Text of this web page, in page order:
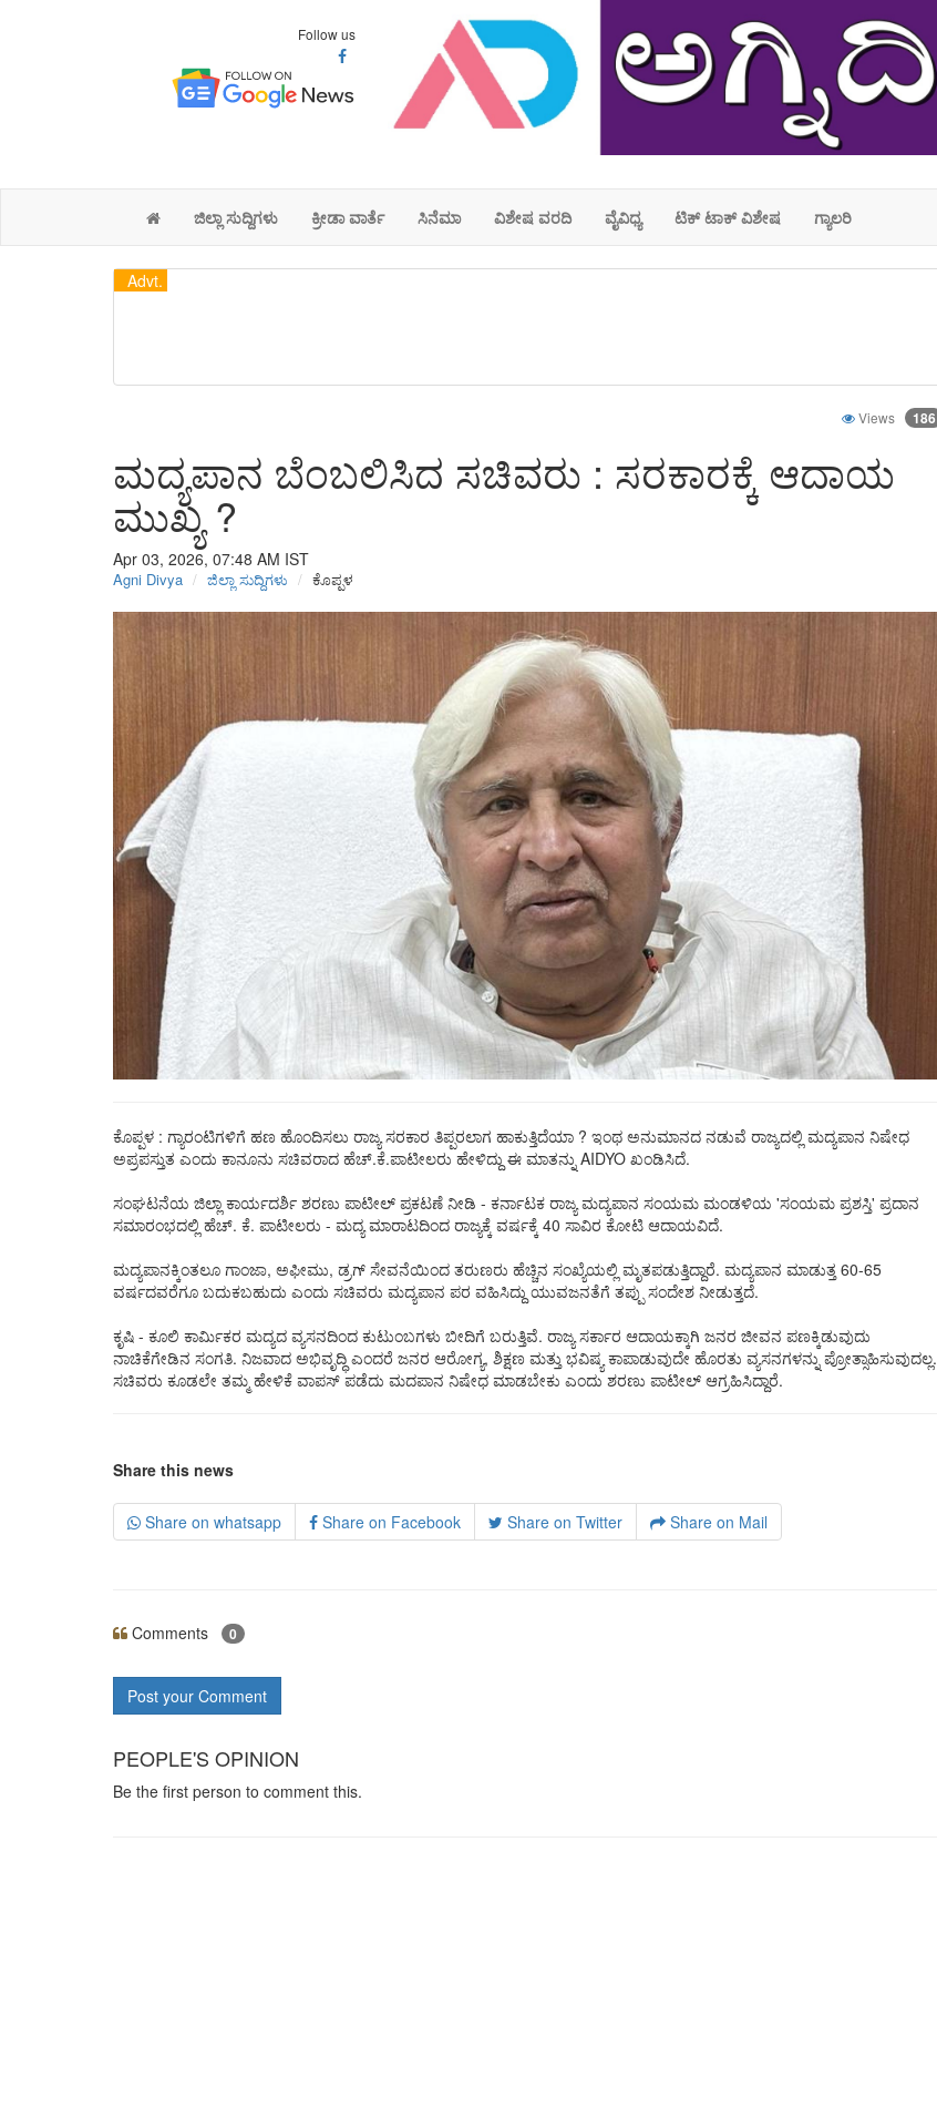
Follow us
ಜಿಲ್ಲಾ ಸುದ್ದಿಗಳು ಕ್ರೀಡಾ ವಾರ್ತೆ ಸಿನೆಮಾ ವಿಶೇಷ ವರದಿ ವೈವಿಧ್ಯ ಟಿಕ್ ಟಾಕ್ ವಿಶೇಷ ಗ್ಯಾಲರಿ
Advt.
Views 186
ಮದ್ಯಪಾನ ಬೆಂಬಲಿಸಿದ ಸಚಿವರು : ಸರಕಾರಕ್ಕೆ ಆದಾಯ
ಮುಖ್ಯ ?
Apr 03, 2026, 07:48 AM IST
Agni Divya ಜಿಲ್ಲಾ ಸುದ್ದಿಗಳು ಕೊಪ್ಪಳ
ಕೊಪ್ಪಳ : ಗ್ಯಾರಂಟಿಗಳಿಗೆ ಹಣ ಹೊಂದಿಸಲು ರಾಜ್ಯ ಸರಕಾರ ತಿಪ್ಪರಲಾಗ ಹಾಕುತ್ತಿದೆಯಾ ? ಇಂಥ ಅನುಮಾನದ ನಡುವೆ ರಾಜ್ಯದಲ್ಲಿ ಮದ್ಯಪಾನ ನಿಷೇಧ
ಅಪ್ರಪಸ್ತುತ ಎಂದು ಕಾನೂನು ಸಚಿವರಾದ ಹೆಚ್.ಕೆ.ಪಾಟೀಲರು ಹೇಳಿದ್ದು ಈ ಮಾತನ್ನು AIDYO ಖಂಡಿಸಿದೆ.
ಸಂಘಟನೆಯ ಜಿಲ್ಲಾ ಕಾರ್ಯದರ್ಶಿ ಶರಣು ಪಾಟೀಲ್ ಪ್ರಕಟಣೆ ನೀಡಿ - ಕರ್ನಾಟಕ ರಾಜ್ಯ ಮದ್ಯಪಾನ ಸಂಯಮ ಮಂಡಳಿಯ 'ಸಂಯಮ ಪ್ರಶಸ್ತಿ' ಪ್ರದಾನ
ಸಮಾರಂಭದಲ್ಲಿ ಹೆಚ್. ಕೆ. ಪಾಟೀಲರು - ಮದ್ಯ ಮಾರಾಟದಿಂದ ರಾಜ್ಯಕ್ಕೆ ವರ್ಷಕ್ಕೆ 40 ಸಾವಿರ ಕೋಟಿ ಆದಾಯವಿದೆ.
ಮದ್ಯಪಾನಕ್ಕಿಂತಲೂ ಗಾಂಜಾ, ಅಫೀಮು, ಡ್ರಗ್ ಸೇವನೆಯಿಂದ ತರುಣರು ಹೆಚ್ಚಿನ ಸಂಖ್ಯೆಯಲ್ಲಿ ಮೃತಪಡುತ್ತಿದ್ದಾರೆ. ಮದ್ಯಪಾನ ಮಾಡುತ್ತ 60-65
ವರ್ಷದವರೆಗೂ ಬದುಕಬಹುದು ಎಂದು ಸಚಿವರು ಮದ್ಯಪಾನ ಪರ ವಹಿಸಿದ್ದು ಯುವಜನತೆಗೆ ತಪ್ಪು ಸಂದೇಶ ನೀಡುತ್ತದೆ.
ಕೃಷಿ - ಕೂಲಿ ಕಾರ್ಮಿಕರ ಮದ್ಯದ ವ್ಯಸನದಿಂದ ಕುಟುಂಬಗಳು ಬೀದಿಗೆ ಬರುತ್ತಿವೆ. ರಾಜ್ಯ ಸರ್ಕಾರ ಆದಾಯಕ್ಕಾಗಿ ಜನರ ಜೀವನ ಪಣಕ್ಕಿಡುವುದು
ನಾಚಿಕೆಗೇಡಿನ ಸಂಗತಿ. ನಿಜವಾದ ಅಭಿವೃದ್ಧಿ ಎಂದರೆ ಜನರ ಆರೋಗ್ಯ, ಶಿಕ್ಷಣ ಮತ್ತು ಭವಿಷ್ಯ ಕಾಪಾಡುವುದೇ ಹೊರತು ವ್ಯಸನಗಳನ್ನು ಪ್ರೋತ್ಸಾಹಿಸುವುದಲ್ಲ.
ಸಚಿವರು ಕೂಡಲೇ ತಮ್ಮ ಹೇಳಿಕೆ ವಾಪಸ್ ಪಡೆದು ಮದಪಾನ ನಿಷೇಧ ಮಾಡಬೇಕು ಎಂದು ಶರಣು ಪಾಟೀಲ್ ಆಗ್ರಹಿಸಿದ್ದಾರೆ.‌
Share this news
Share on whatsapp Share on Facebook Share on Twitter Share on Mail
Comments 0
Post your Comment
PEOPLE'S OPINION
Be the first person to comment this.